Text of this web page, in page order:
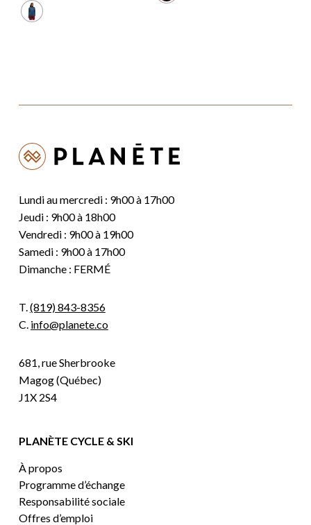
Lundi au mercredi : 9h00 à 17h00
Jeudi : 9h00 à 18h00
Vendredi : 9h00 à 19h00
Samedi : 9h00 à 17h00
Dimanche : FERMÉ
T.(819) 843-8356
C. info@planete.co
681, rue Sherbrooke
Magog (Québec)
J1X 2S4
PLANÈTE CYCLE & SKI
À propos
Programme d’échange
Responsabilité sociale
Offres d’emploi